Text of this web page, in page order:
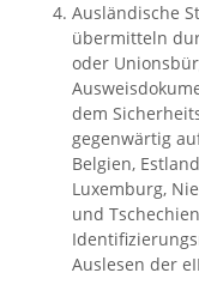
Ausländische
übermitteln
oder
dem
gegenwärtig
Belgien,
Luxemburg,
und
Auslesen der